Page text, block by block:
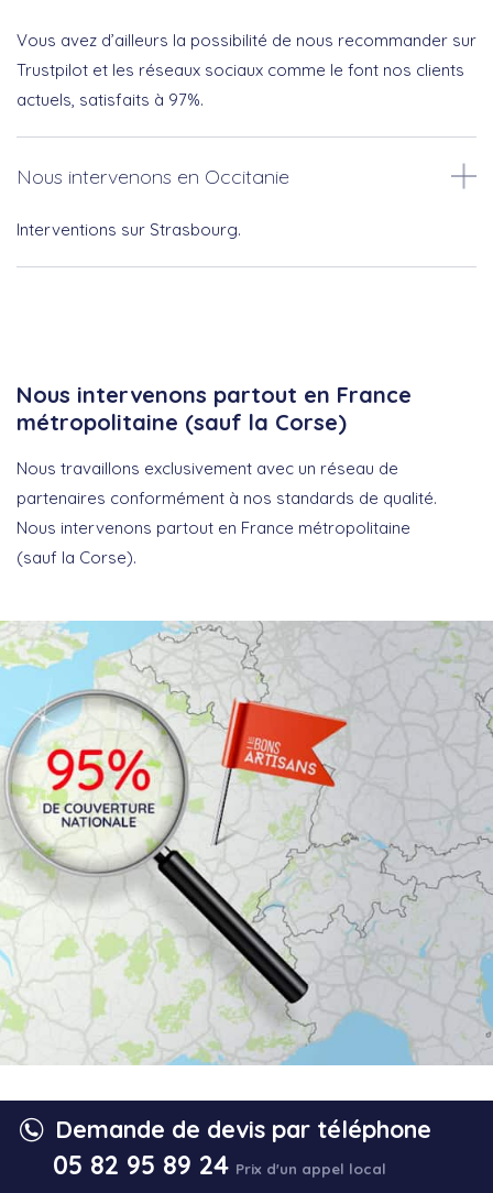
Vous avez d’ailleurs la possibilité de nous recommander sur
Trustpilot et les réseaux sociaux comme le font nos clients
actuels, satisfaits à 97%.
Nous intervenons en Occitanie
Interventions sur Strasbourg.
Nous intervenons partout en France
métropolitaine (sauf la Corse)
Nous travaillons exclusivement avec un réseau de
partenaires conformément à nos standards de qualité.
Nous intervenons partout en France métropolitaine
(sauf la Corse).
Les Bons Artisans a obtenu une note globale de 4.5/5,
d’après plus de8 000 avis vérifiés sur TrustPilot
Demande de devis par téléphone
05 82 95 89 24 Prix d'un appel local